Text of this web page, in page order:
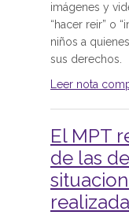
imágenes y
“hacer reir” o
niños a
sus derechos.
Leer nota
El MPT
de las